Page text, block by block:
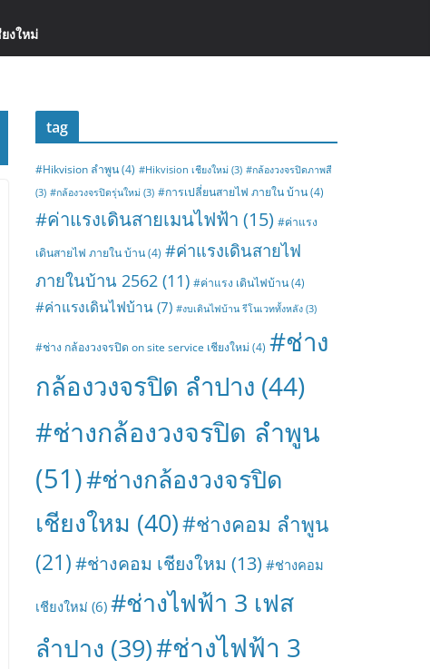
งใหม่
tag
#Hikvision ลำพูน(4) #Hikvision เชียงใหม่ (3) #กล้องวงจรปิดภาพสี
(3) #กล้องวงจรปิดรุ่นใหม่ (3) #การเปลี่ยนสายไฟ ภายใน บ้าน(4)
#ค่าแรงเดินสายเมนไฟฟ้า (15) #ค่าแรง
เดินสายไฟ ภายใน บ้าน(4) #ค่าแรงเดินสายไฟ
ภายในบ้าน 2562 (11) #ค่าแรง เดินไฟบ้าน(4)
#ค่าแรงเดินไฟบ้าน(7) #งบเดินไฟบ้าน รีโนเวททั้งหลัง (3)
#ช่าง กล้องวงจรปิด on site service เชียงใหม่ (4) #ช่าง
กล้องวงจรปิด ลำปาง (44)
#ช่างกล้องวงจรปิด ลำพูน
(51)#ช่างกล้องวงจรปิด
เชียงใหม (40)#ช่างคอม ลำพูน
(21)#ช่างคอม เชียงใหม (13) #ช่างคอม
เชียงใหม่ (6) #ช่างไฟฟ้า 3 เฟส
ลำปาง (39)#ช่างไฟฟ้า 3